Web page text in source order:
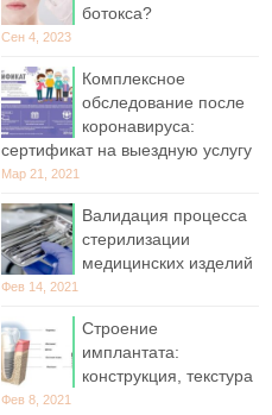
ботокса?
Сен 4, 2023
Комплексное
обследование после
коронавируса:
сертификат на выездную услугу
Мар 21, 2021
Валидация процесса
стерилизации
медицинских изделий
Фев 14, 2021
Строение
имплантата:
конструкция, текстура
Фев 8, 2021